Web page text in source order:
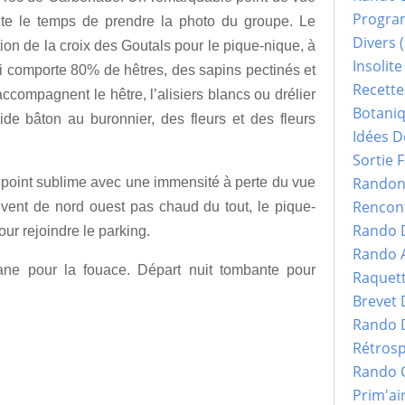
le temps de prendre la photo du groupe. Le
de la croix des Goutals pour le pique-nique, à
80% de hêtres, des sapins pectinés et
le hêtre, l’alisiers blancs ou drélier
bâton au buronnier, des fleurs et des fleurs
sublime avec une immensité à perte du vue
de nord ouest pas chaud du tout, le pique-
rejoindre le parking.
pour la fouace. Départ nuit tombante pour
Divers
Insolite
Idées
Sortie
Rando
Rando
Brevet
Rando
Rando